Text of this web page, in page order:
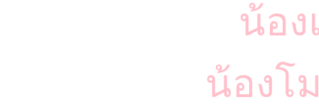
น้อง
น้องโ